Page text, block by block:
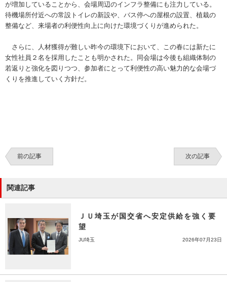
が増加していることから、会場周辺のインフラ整備にも注力している。
待機場所付近への常設トイレの新設や、バス停への屋根の設置、植栽の
整備など、来場者の利便性向上に向けた環境づくりが進められた。
さらに、人材獲得が難しい昨今の環境下において、この春には新たに
女性社員２名を採用したことも明かされた。同会場は今後も組織体制の
若返りと強化を図りつつ、参加者にとって利便性の高い魅力的な会場づ
くりを推進していく方針だ。
前の記事 次の記事
関連記事
ＪＵ埼玉が国交省へ安定供給を強く要
望
JU埼玉 2026年07月23日